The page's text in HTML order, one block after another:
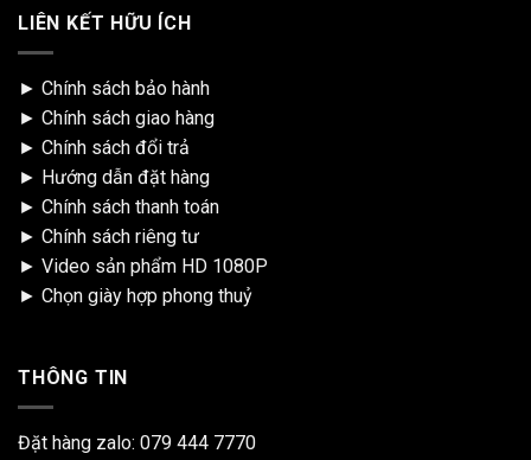
LIÊN KẾT HỮU ÍCH
► Chính sách bảo hành
► Chính sách giao hàng
► Chính sách đổi trả
► Hướng dẫn đặt hàng
► Chính sách thanh toán
► Chính sách riêng tư
► Video sản phẩm HD 1080P
► Chọn giày hợp phong thuỷ
THÔNG TIN
Đặt hàng zalo: 079 444 7770